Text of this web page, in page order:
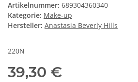
Artikelnummer: 689304360340
Kategorie: Make-up
Hersteller: Anastasia Beverly Hills
220N
39,30 €